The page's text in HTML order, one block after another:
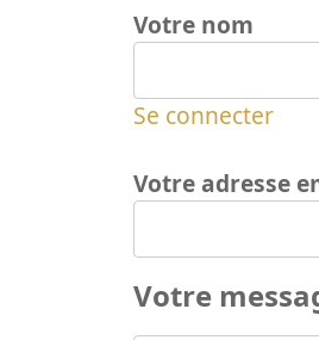
Votre nom
Se connecter
Votre adresse
Votre